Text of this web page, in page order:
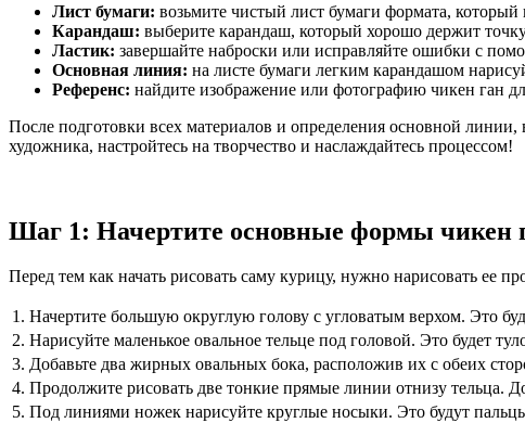
Лист бумаги: возьмите чистый лист бумаги формата, который
Карандаш: выберите карандаш, который хорошо держит
Ластик: завершайте наброски или исправляйте ошибки с
Основная линия: на листе бумаги легким карандашом
Референс: найдите изображение или фотографию чикен ган
После подготовки всех материалов и определения основной
художника, настройтесь на творчество и наслаждайтесь процессом!
Шаг 1: Начертите основные формы чикен
Перед тем как начать рисовать саму курицу, нужно нарисовать ее
1. Начертите большую округлую голову с угловатым верхом. Это
2. Нарисуйте маленькое овальное тельце под головой. Это будет
3. Добавьте два жирных овальных бока, расположив их с обеих
4. Продолжите рисовать две тонкие прямые линии отнизу тельца.
5. Под линиями ножек нарисуйте круглые носыки. Это будут